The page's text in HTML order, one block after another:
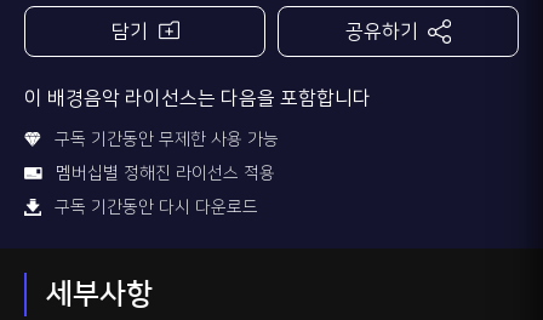
담기 공유하기
이 배경음악 라이선스는 다음을 포함합니다
구독 기간동안 무제한 사용 가능
멤버십별 정해진 라이선스 적용
구독 기간동안 다시 다운로드
세부사항